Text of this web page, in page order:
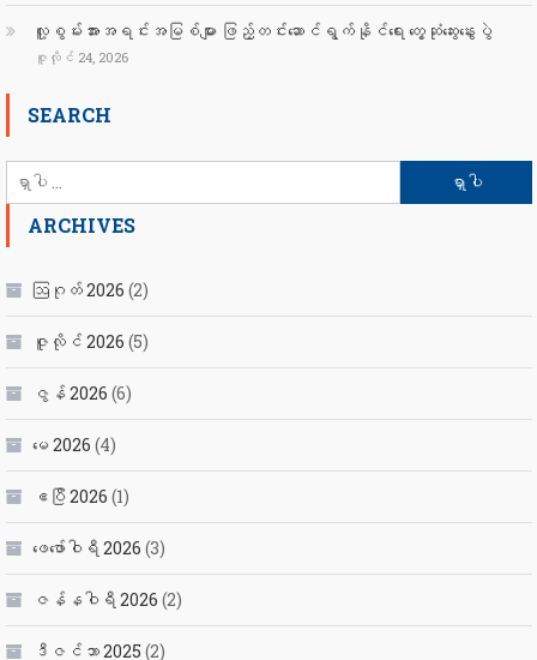
လူ့စွမ်းအားအရင်းအမြစ်များ ဖြည့်တင်းဆောင်ရွက်နိုင်ရေး တွေ့ဆုံဆွေးနွေးပွဲ
ဇူလိုင် 24, 2026
SEARCH
သော
ARCHIVES
ဩဂုတ် 2026 (2)
ဇူလိုင် 2026 (5)
ဇွန် 2026 (6)
မေ 2026 (4)
ဧပြီ 2026 (1)
ဖေ‌ဖော်ဝါရီ 2026 (3)
ဇန်နဝါရီ 2026 (2)
ဒီဇင်ဘာ 2025 (2)